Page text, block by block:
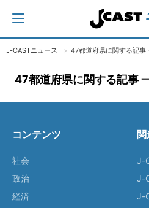
J-CASTニュース 47都道府県に関する記事
47都道府県に関する記事
コンテンツ
社会
政治
経済
J-
J-
J-